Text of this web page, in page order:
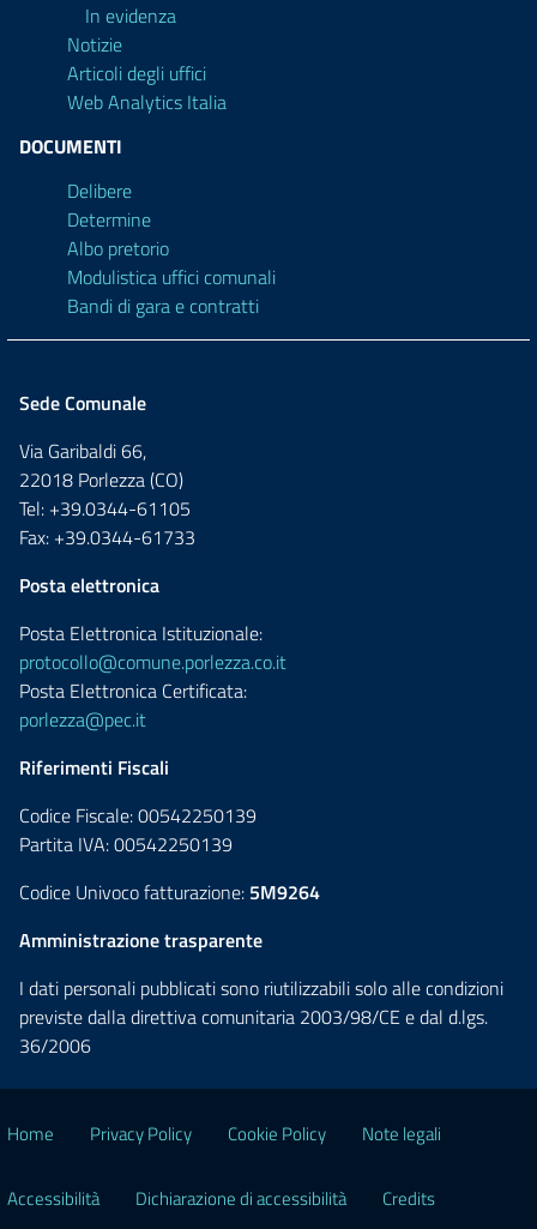
In evidenza
Notizie
Articoli degli uffici
Web Analytics Italia
DOCUMENTI
Delibere
Determine
Albo pretorio
Modulistica uffici comunali
Bandi di gara e contratti
Sede Comunale
Via Garibaldi 66,
22018 Porlezza (CO)
Tel: +39.0344-61105
Fax: +39.0344-61733
Posta elettronica
Posta Elettronica Istituzionale:
protocollo@comune.porlezza.co.it
Posta Elettronica Certificata:
porlezza@pec.it
Riferimenti Fiscali
Codice Fiscale: 00542250139
Partita IVA: 00542250139
Codice Univoco fatturazione: 5M9264
Amministrazione trasparente
I dati personali pubblicati sono riutilizzabili solo alle condizioni
previste dalla direttiva comunitaria 2003/98/CE e dal d.lgs.
36/2006
Home Privacy Policy Cookie Policy Note legali
Accessibilità Dichiarazione di accessibilità Credits